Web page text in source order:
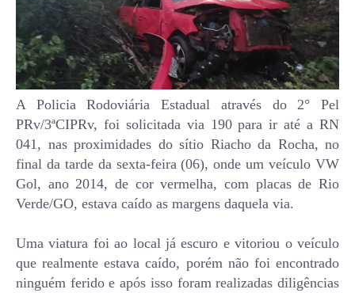
A Policia Rodoviária Estadual através do 2° Pel
PRv/3ªCIPRv, foi solicitada via 190 para ir até a RN
041, nas proximidades do sítio Riacho da Rocha, no
final da tarde da sexta-feira (06), onde um veículo VW
Gol, ano 2014, de cor vermelha, com placas de Rio
Verde/GO, estava caído as margens daquela via.
Uma viatura foi ao local já escuro e vitoriou o veículo
que realmente estava caído, porém não foi encontrado
ninguém ferido e após isso foram realizadas diligências